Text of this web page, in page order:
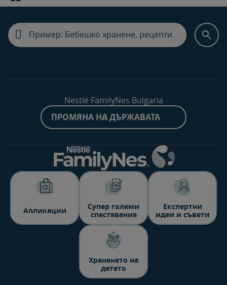
Nestlé FamilyNes Bulgaria
ПРОМЯНА НА ДЪРЖАВАТА
Aпликации
Супер големи
спестявания
Експертни
идеи и съвети
Храненето на
детето